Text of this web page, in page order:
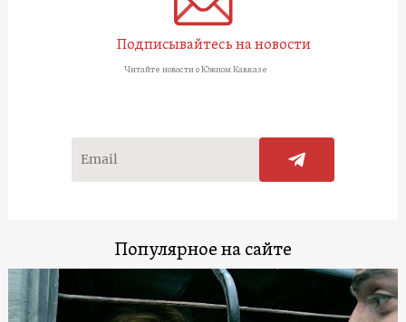
Подписывайтесь на новости
Читайте новости о Южном Кавказе
Популярное на сайте